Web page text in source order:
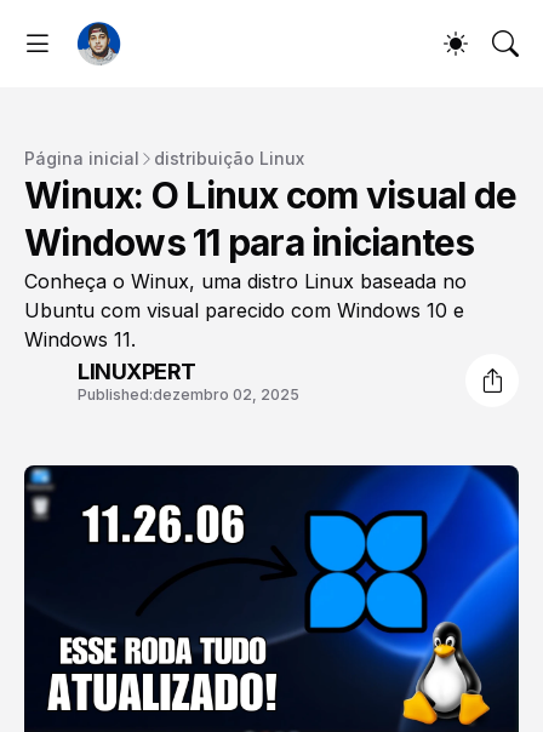
Página inicial distribuição Linux
Winux: O Linux com visual de
Windows 11 para iniciantes
Conheça o Winux, uma distro Linux baseada no
Ubuntu com visual parecido com Windows 10 e
Windows 11.
LINUXPERT
Published:dezembro 02, 2025